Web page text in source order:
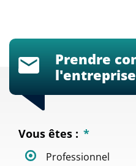
Prendre
l'entreprise
Vous êtes : *
Professionnel